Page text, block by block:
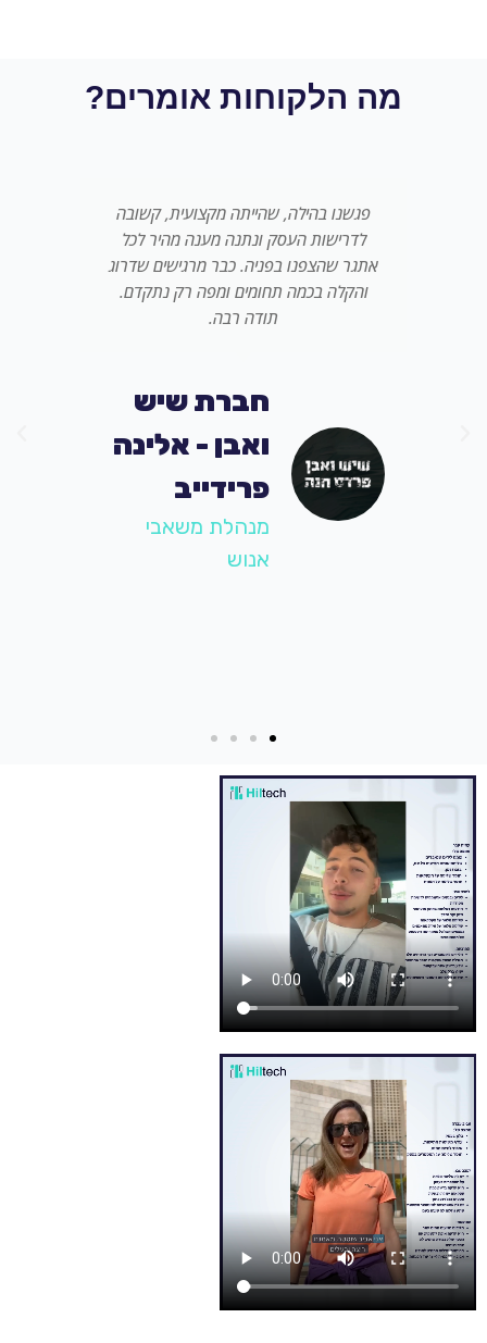
מה הלקוחות אומרים?
פגשנו בהילה, שהייתה מקצועית, קשובה
לדרישות העסק ונתנה מענה מהיר לכל
אתגר שהצפנו בפניה. כבר מרגישים שדרוג
והקלה בכמה תחומים ומפה רק נתקדם.
תודה רבה.
חברת שיש
ואבן - אלינה
פרידייב
מנהלת משאבי
אנוש